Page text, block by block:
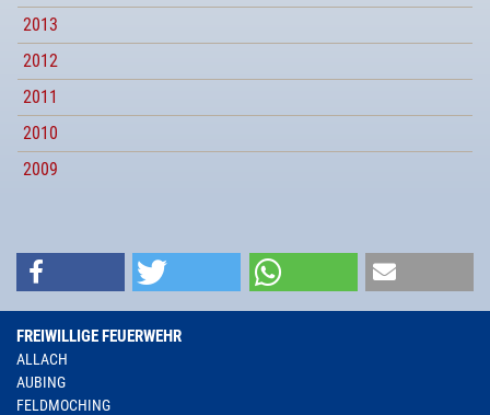
2013
2012
2011
2010
2009
FREIWILLIGE FEUERWEHR
ALLACH
AUBING
FELDMOCHING